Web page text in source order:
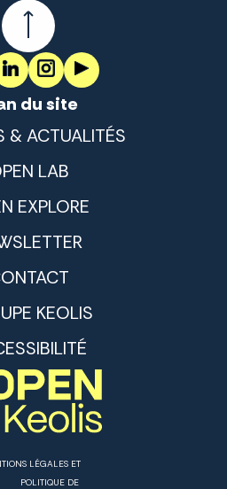
du site
& ACTUALITÉS
LAB
EXPLORE
KEOLIS
LÉGALES ET
POLITIQUE DE